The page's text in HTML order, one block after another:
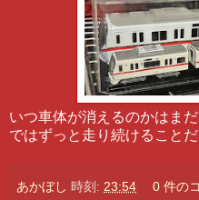
いつ車体が消えるのかはま
ではずっと走り続けること
あかぼし 時刻: 23:54 0 件の